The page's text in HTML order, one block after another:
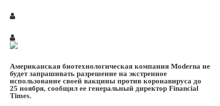
Американская биотехнологическая компания Moderna не
будет запрашивать разрешение на экстренное
использование своей вакцины против коронавируса до
25 ноября, сообщил ее генеральный директор Financial
Times.